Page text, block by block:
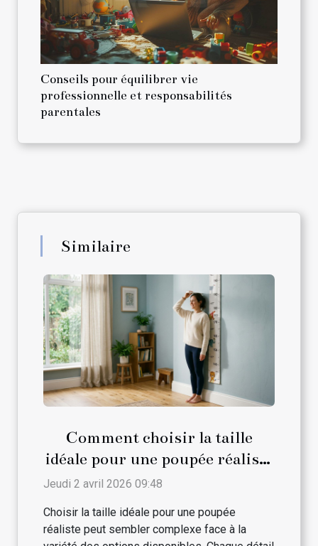
Conseils pour équilibrer vie
professionnelle et responsabilités
parentales
Similaire
Comment choisir la taille
idéale pour une poupée réaliste
?
Jeudi 2 avril 2026 09:48
Choisir la taille idéale pour une poupée
réaliste peut sembler complexe face à la